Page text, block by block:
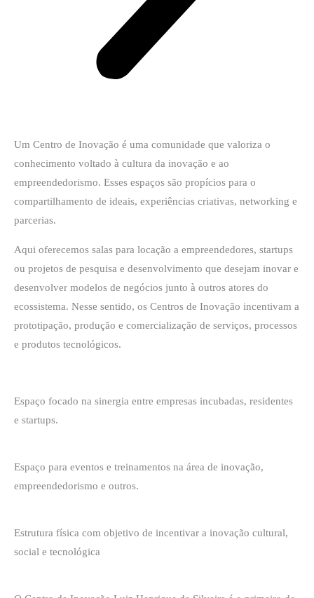
Um Centro de Inovação é uma comunidade que valoriza o
conhecimento voltado à cultura da inovação e ao
empreendedorismo. Esses espaços são propícios para o
compartilhamento de ideais, experiências criativas, networking e
parcerias.
Aqui oferecemos salas para locação a empreendedores, startups
ou projetos de pesquisa e desenvolvimento que desejam inovar e
desenvolver modelos de negócios junto à outros atores do
ecossistema. Nesse sentido, os Centros de Inovação incentivam a
prototipação, produção e comercialização de serviços, processos
e produtos tecnológicos.
Espaço focado na sinergia entre empresas incubadas, residentes
e startups.
Espaço para eventos e treinamentos na área de inovação,
empreendedorismo e outros.
Estrutura física com objetivo de incentivar a inovação cultural,
social e tecnológica